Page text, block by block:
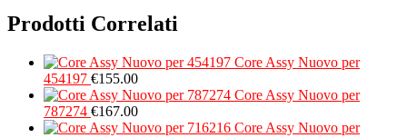
Prodotti Correlati
Core Assy Nuovo per
454197 €155.00
Core Assy Nuovo per
787274 €167.00
Core Assy Nuovo per